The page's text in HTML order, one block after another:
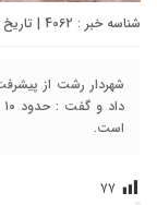
شناسه خبر : 4062 | تاریخ انتشار : 20 آبان 1402 - 19:29 | ارسال توسط :
است.
۷۷